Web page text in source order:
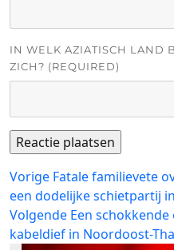
IN WELK AZIATISCH LAND
ZICH? (REQUIRED)
Bericht
navigatie
Vorige Vorig
bericht:
Fatale familievete
een dodelijke schietpartij
Volgende Volgend
bericht:
Een
kabeldief in Noordoost-